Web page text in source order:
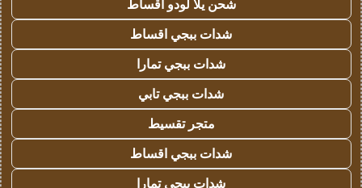
شحن يلا لودو اقساط
شدات ببجي اقساط
شدات ببجي تمارا
شدات ببجي تابي
متجر تقسيط
شدات ببجي اقساط
شدات ببجي تمارا